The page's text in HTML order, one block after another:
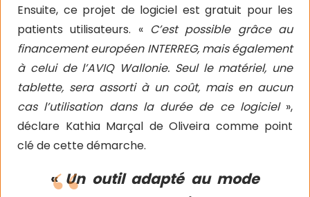
Ensuite, ce projet de logiciel est gratuit pour les
patients utilisateurs. « C’est possible grâce au
financement européen INTERREG, mais également
à celui de l’AVIQ Wallonie. Seul le matériel, une
tablette, sera assorti à un coût, mais en aucun
cas l’utilisation dans la durée de ce logiciel»,
déclare Kathia Marçal de Oliveira comme point
clé de cette démarche.
« Un outil adapté au mode